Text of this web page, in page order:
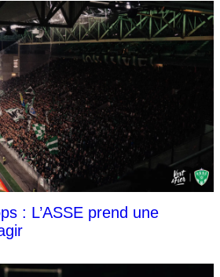
: L’ASSE prend une